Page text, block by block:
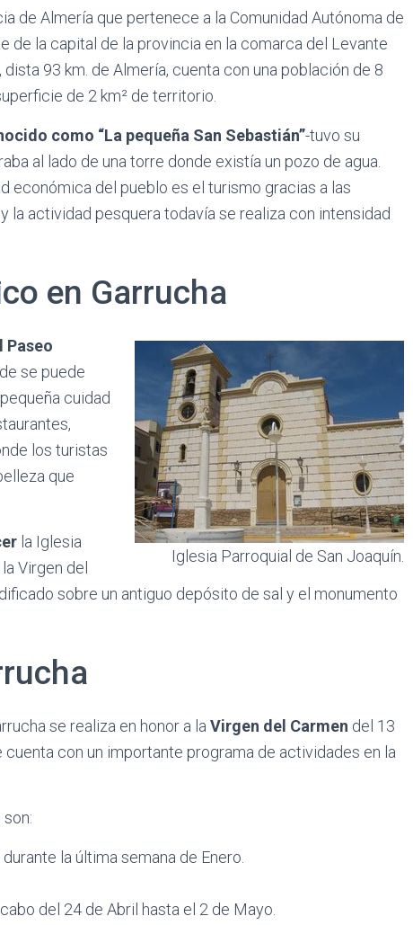
de Almería que pertenece a la Comunidad Autónoma de
de la capital de la provincia en la comarca del Levante
dista 93 km. de Almería, cuenta con una población de 8
de 2 km² de territorio.
como “La pequeña San Sebastián”-tuvo su
al lado de una torre donde existía un pozo de agua.
económica del pueblo es el turismo gracias a las
la actividad pesquera todavía se realiza con intensidad
en Garrucha
Iglesia Parroquial de San Joaquín.
Paseo
se puede
cuidad
los turistas
que
la Iglesia
Virgen del
sobre un antiguo depósito de sal y el monumento
se realiza en honor a la Virgen del Carmen del 13
con un importante programa de actividades en la
la última semana de Enero.
del 24 de Abril hasta el 2 de Mayo.